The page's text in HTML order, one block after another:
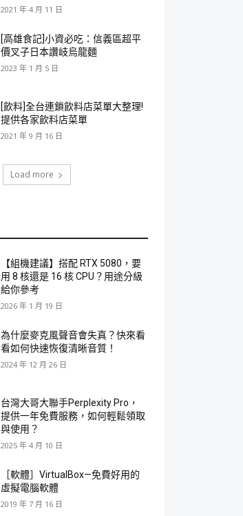
2021 年 4 月 11 日
[高雄食記]小資必吃：信義區超平
價叉子日本讚岐烏龍麵
2023 年 1 月 5 日
[飲料]全台連鎖飲料店菜單大整理!
提供各家飲料店菜單
2021 年 9 月 16 日
Load more
【組機建議】搭配 RTX 5080，要
用 8 核還是 16 核 CPU？用途分級
給你參考
2026 年 1 月 19 日
為什麼麥克風聲音會失真？快來看
看如何快速恢復清晰音質！
2024 年 12 月 26 日
台灣大哥大聯手Perplexity Pro，
提供一年免費服務，如何輕鬆領取
與使用？
2025 年 4 月 10 日
［軟體］VirtualBox—免費好用的
虛擬電腦軟體
2019 年 7 月 16 日